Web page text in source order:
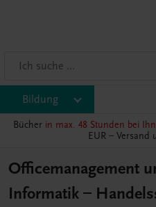
Bildung
Bücher in max. 48 Stunden bei
EUR – Versand
Officemanagement
Informatik –